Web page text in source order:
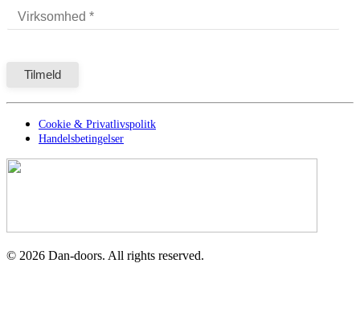
Cookie & Privatlivspolitk
Handelsbetingelser
© 2026 Dan-doors. All rights reserved.